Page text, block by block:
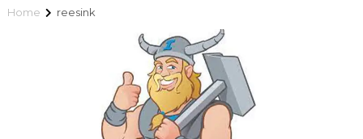
Home reesink